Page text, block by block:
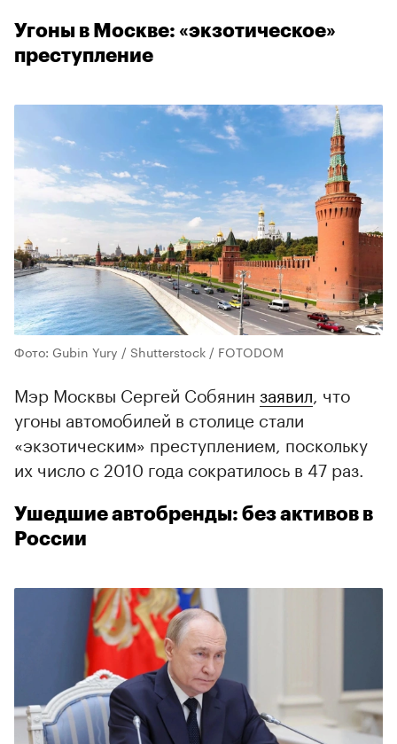
Угоны в Москве: «экзотическое»
преступление
Фото: Gubin Yury / Shutterstock / FOTODOM
Мэр Москвы Сергей Собянин заявил , что
угоны автомобилей в столице стали
«экзотическим» преступлением, поскольку
их число с 2010 года сократилось в 47 раз.
Ушедшие автобренды: без активов в
России